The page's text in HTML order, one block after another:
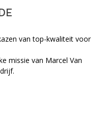
van top-kwaliteit voor
missie van Marcel Van